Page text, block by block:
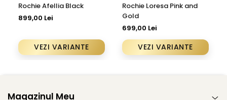
Rochie Afellia Black
899,00 Lei
VEZI VARIANTE
Rochie Loresa Pink and
Gold
699,00 Lei
VEZI VARIANTE
Magazinul Meu